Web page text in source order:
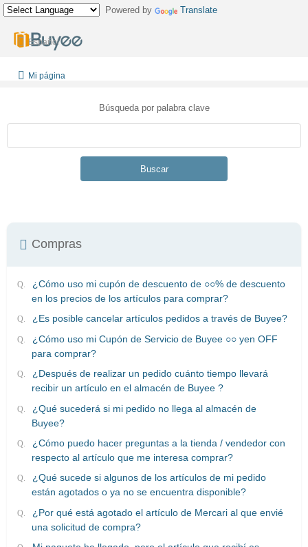
Powered by Translate
Español
Mi página
Búsqueda por palabra clave
Buscar
Compras
¿Cómo uso mi cupón de descuento de ○○% de descuento
en los precios de los artículos para comprar?
¿Es posible cancelar artículos pedidos a través de Buyee?
¿Cómo uso mi Cupón de Servicio de Buyee ○○ yen OFF
para comprar?
¿Después de realizar un pedido cuánto tiempo llevará
recibir un artículo en el almacén de Buyee ?
¿Qué sucederá si mi pedido no llega al almacén de
Buyee?
¿Cómo puedo hacer preguntas a la tienda / vendedor con
respecto al artículo que me interesa comprar?
¿Qué sucede si algunos de los artículos de mi pedido
están agotados o ya no se encuentra disponible?
¿Por qué está agotado el artículo de Mercari al que envié
una solicitud de compra?